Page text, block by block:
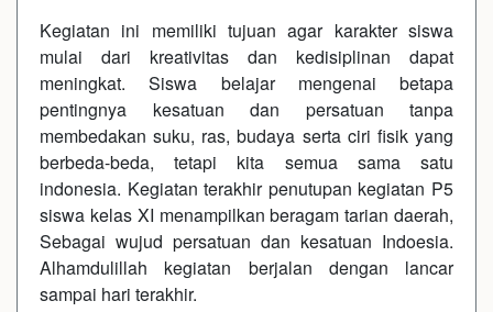
Kegiatan ini memiliki tujuan agar karakter siswa
mulai dari kreativitas dan kedisiplinan dapat
meningkat. Siswa belajar mengenai betapa
pentingnya kesatuan dan persatuan tanpa
membedakan suku, ras, budaya serta ciri fisik yang
berbeda-beda, tetapi kita semua sama satu
indonesia. Kegiatan terakhir penutupan kegiatan P5
siswa kelas XI menampilkan beragam tarian daerah,
Sebagai wujud persatuan dan kesatuan Indoesia.
Alhamdulillah kegiatan berjalan dengan lancar
sampai hari terakhir.